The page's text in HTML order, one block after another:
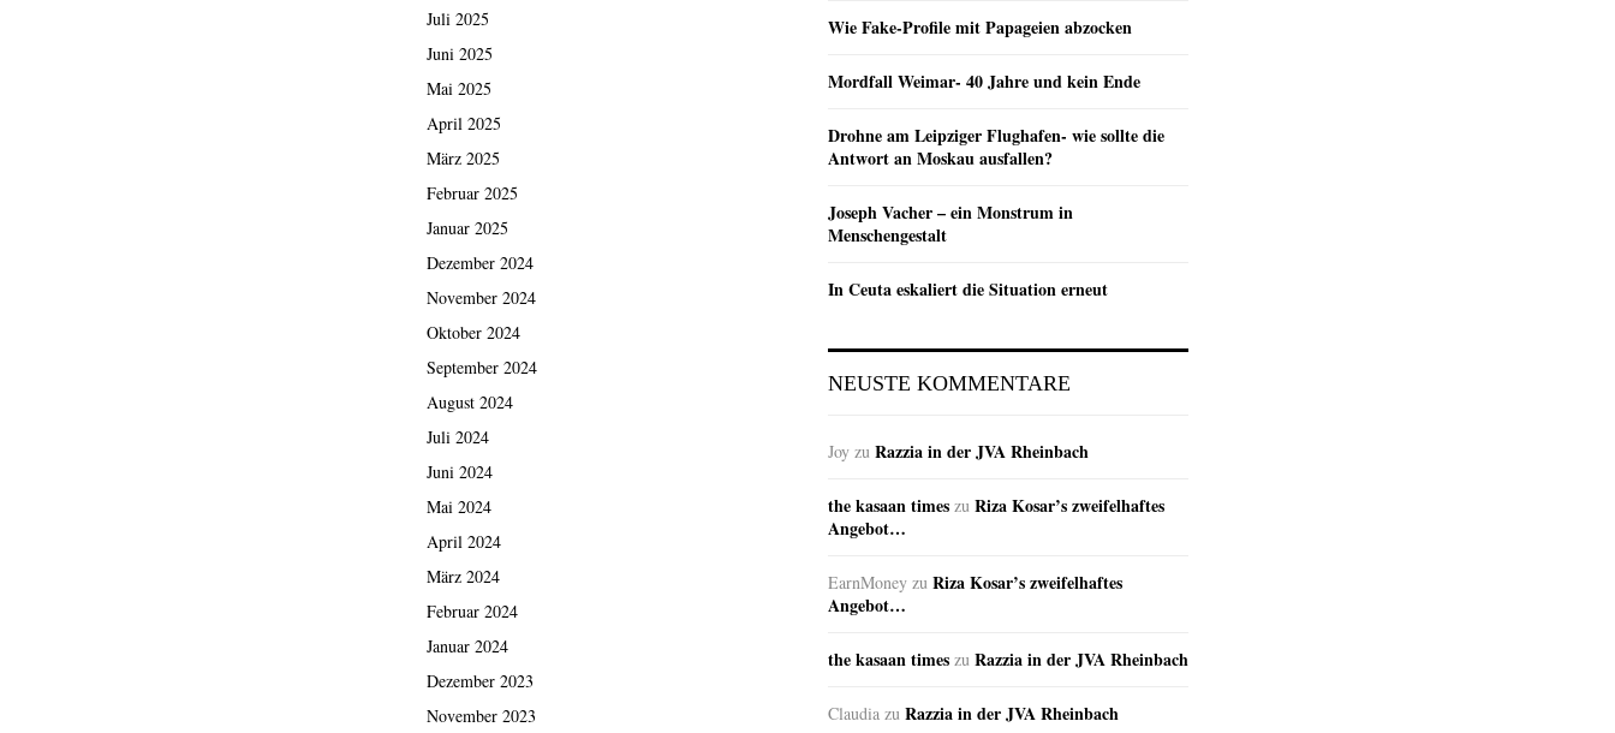
Juli 2025
Juni 2025
Mai 2025
April 2025
März 2025
Februar 2025
Januar 2025
Dezember 2024
November 2024
Oktober 2024
September 2024
August 2024
Juli 2024
Juni 2024
Mai 2024
April 2024
März 2024
Februar 2024
Januar 2024
Dezember 2023
November 2023
Wie Fake-Profile mit Papageien abzocken
Mordfall Weimar- 40 Jahre und kein Ende
Drohne am Leipziger Flughafen- wie sollte die
Antwort an Moskau ausfallen?
Joseph Vacher – ein Monstrum in
Menschengestalt
In Ceuta eskaliert die Situation erneut
NEUSTE KOMMENTARE
Joy zu Razzia in der JVA Rheinbach
the kasaan times zu Riza Kosar’s zweifelhaftes
Angebot…
EarnMoney zu Riza Kosar’s zweifelhaftes
Angebot…
the kasaan times zu Razzia in der JVA Rheinbach
Claudia zu Razzia in der JVA Rheinbach